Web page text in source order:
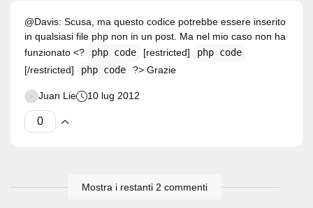
@Davis: Scusa, ma questo codice potrebbe essere inserito
in qualsiasi file php non in un post. Ma nel mio caso non ha
funzionato <?
php code [restricted]
php code
[/restricted]
php code ?> Grazie
Juan Lie 10 lug 2012
Mostra i restanti 2 commenti